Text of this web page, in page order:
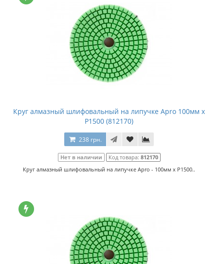
Круг алмазный шлифовальный на липучке Apro 100мм x
P1500 (812170)
238 грн.
Нет в наличии Код товара: 812170
Круг алмазный шлифовальный на липучке Apro - 100мм x P1500..